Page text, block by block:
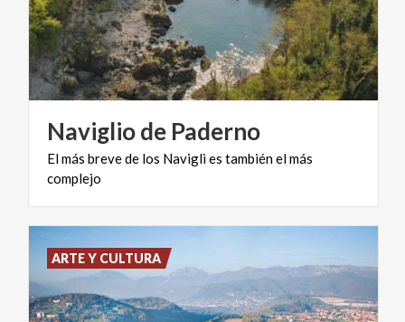
Navigliode Paderno
Elmás brevede los Naviglies tambiénelmás
complejo
ARTE Y CULTURA